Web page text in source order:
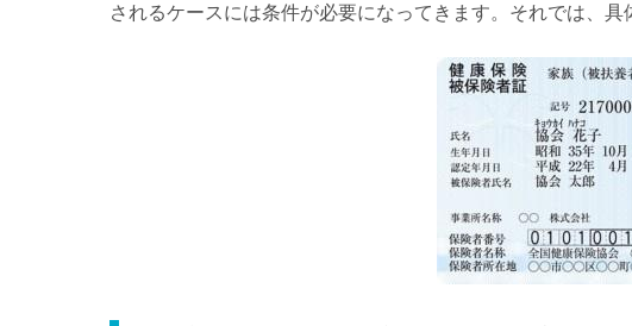
されるケースには条件が必要になってきます。それでは、具